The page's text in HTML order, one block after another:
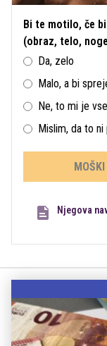
Bi te motilo, če
(obraz, telo,
Da, zelo
Malo, a bi
Ne, to mi je
Mislim, da to
MOŠKI
Njegova